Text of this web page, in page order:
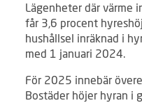
Lägenheter där värme
får 3,6 procent
hushållsel inräknad i
med 1 januari 2024.
För 2025 innebär
Bostäder höjer hyran i